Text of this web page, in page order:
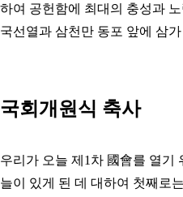
하여 공헌함에 최대의 충성과
국선열과 삼천만 동포 앞에 삼
국회개원식 축사
우리가 오늘 제1차 國會를 열기
늘이 있게 된 데 대하여 첫째로